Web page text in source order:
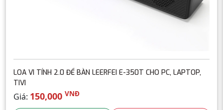
LOA VI TÍNH 2.0 ĐỂ BÀN LEERFEI E-350T CHO PC, LAPTOP,
TIVI
Giá: 150,000 VNĐ